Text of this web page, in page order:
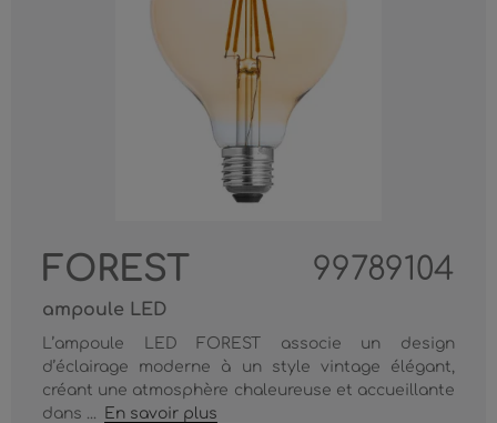
FOREST 99789104
ampoule LED
L’ampoule LED FOREST associe un design
d’éclairage moderne à un style vintage élégant,
créant une atmosphère chaleureuse et accueillante
dans ...
En savoir plus